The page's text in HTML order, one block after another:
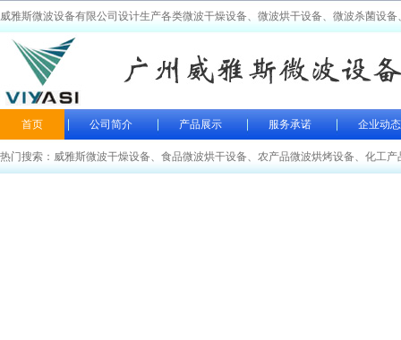
威雅斯微波设备有限公司设计生产各类微波干燥设备、微波烘干设备、微波杀菌设
首页 公司简介 产品展示 服务承诺 企业动态
热门搜索： 威雅斯微波干燥设备、 食品微波烘干设备、 农产品微波烘烤设备、 化工产